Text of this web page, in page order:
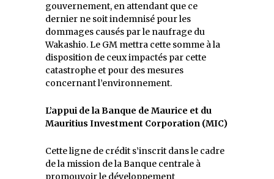
gouvernement, en attendant que ce
dernier ne soit indemnisé pour les
dommages causés par le naufrage du
Wakashio. Le GM mettra cette somme à la
disposition de ceux impactés par cette
catastrophe et pour des mesures
concernant l’environnement.
L’appui de la Banque de Maurice et du
Mauritius Investment Corporation (MIC)
Cette ligne de crédit s’inscrit dans le cadre
de la mission de la Banque centrale à
promouvoir le développement